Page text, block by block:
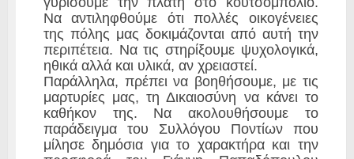
Να αντιληφθούμε ότι πολλές οικογένειες
της πόλης μας δοκιμάζονται από αυτή την
περιπέτεια. Να τις στηρίξουμε ψυχολογικά,
ηθικά αλλά και υλικά, αν χρειαστεί.
Παράλληλα, πρέπει να βοηθήσουμε, με τις
μαρτυρίες μας, τη Δικαιοσύνη να κάνει το
καθήκον της. Να ακολουθήσουμε το
παράδειγμα του Συλλόγου Ποντίων που
μίλησε δημόσια για το χαρακτήρα και την